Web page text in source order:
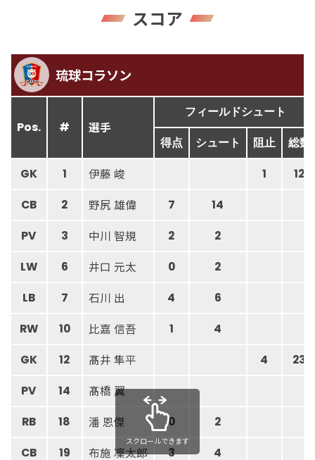
スコア
琉球コラソン
Pos. # 選手
フィールドシュート
得点 シュート 阻止 総数
GK 1 伊藤 峻 1 12
CB 2 野尻 雄偉 7 14
PV 3 中川 智規 2 2
LW 6 井口 元太 0 2
LB 7 石川 出 4 6
RW 10 比嘉 信吾 1 4
GK 12 髙井 隼平 4 23
PV 14 髙橋 翼
RB 18 潘 恩傑 0 2
CB 19 布施 凜太郎 3 4
スクロールできます